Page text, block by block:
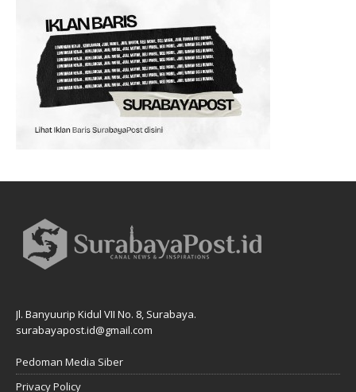
Jl. Banyuurip Kidul VII No. 8, Surabaya.
surabayapost.id@gmail.com
Pedoman Media Siber
Privacy Policy